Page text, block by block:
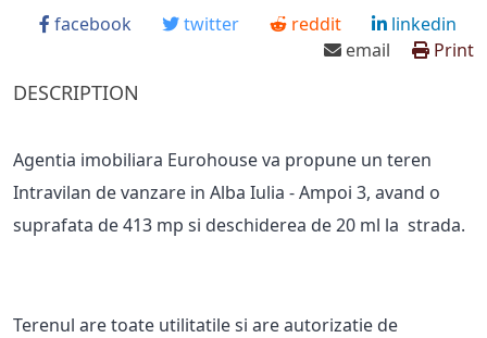
facebook twitter reddit
linkedin
email
Print
DESCRIPTION
Agentia imobiliara Eurohouse va propune un teren
Intravilan de vanzare in Alba Iulia - Ampoi 3, avand o
suprafata de 413 mp si deschiderea de 20 ml la strada.
Terenul are toate utilitatile si are autorizatie de